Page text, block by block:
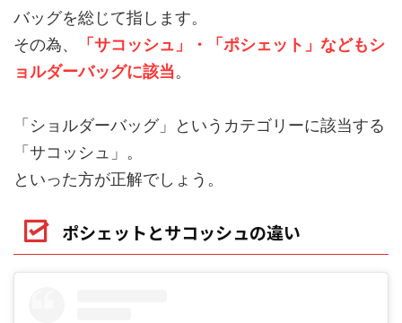
バッグを総じて指します。
その為、
「サコッシュ」・「ポシェット」などもシ
ョルダーバッグに該当。
「ショルダーバッグ」というカテゴリーに該当する
「サコッシュ」。
といった方が正解でしょう。
ポシェットとサコッシュの違い